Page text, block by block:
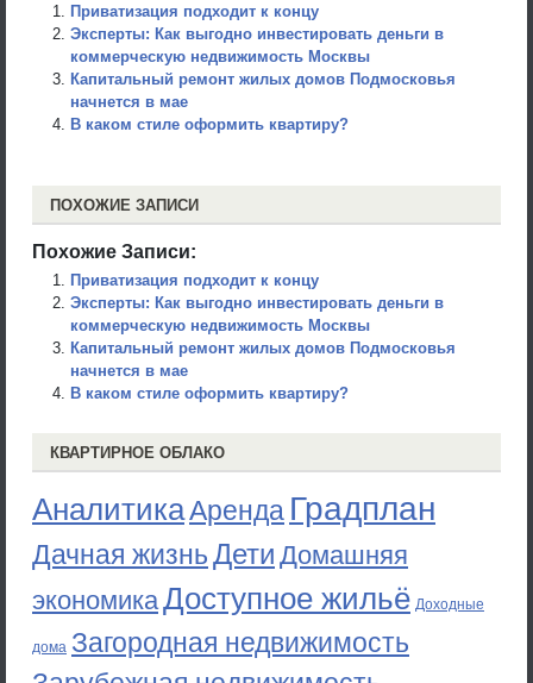
Приватизация подходит к концу
Эксперты: Как выгодно инвестировать деньги в
коммерческую недвижимость Москвы
Капитальный ремонт жилых домов Подмосковья
начнется в мае
В каком стиле оформить квартиру?
ПОХОЖИЕ ЗАПИСИ
Похожие Записи:
Приватизация подходит к концу
Эксперты: Как выгодно инвестировать деньги в
коммерческую недвижимость Москвы
Капитальный ремонт жилых домов Подмосковья
начнется в мае
В каком стиле оформить квартиру?
КВАРТИРНОЕ ОБЛАКО
АналитикаАренда Градплан
Дачная жизньДети Домашняя
экономикаДоступное жильё Доходные
дома Загородная недвижимость